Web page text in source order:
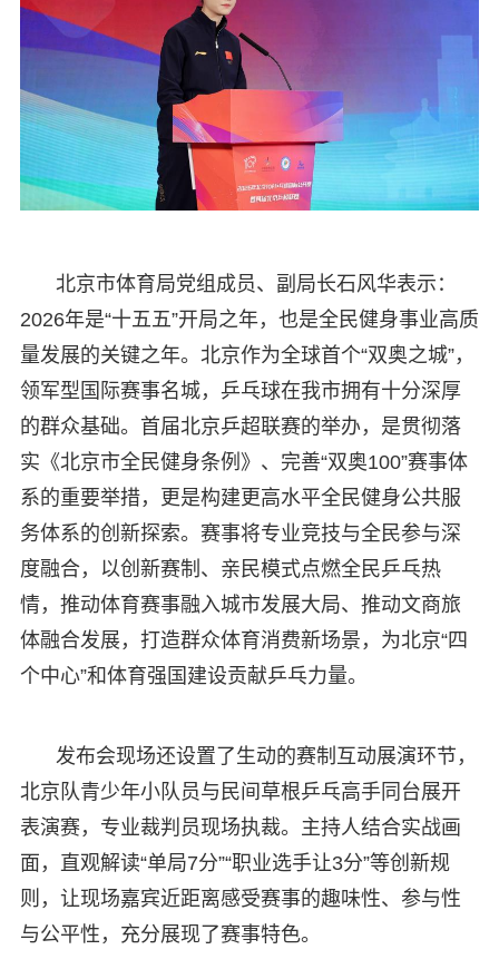
北京市体育局党组成员、副局长石风华表示：
2026年是“十五五”开局之年，也是全民健身事业高质
量发展的关键之年。北京作为全球首个“双奥之城”，
领军型国际赛事名城，乒乓球在我市拥有十分深厚
的群众基础。首届北京乒超联赛的举办，是贯彻落
实《北京市全民健身条例》、完善“双奥100”赛事体
系的重要举措，更是构建更高水平全民健身公共服
务体系的创新探索。赛事将专业竞技与全民参与深
度融合，以创新赛制、亲民模式点燃全民乒乓热
情，推动体育赛事融入城市发展大局、推动文商旅
体融合发展，打造群众体育消费新场景，为北京“四
个中心”和体育强国建设贡献乒乓力量。
发布会现场还设置了生动的赛制互动展演环节，
北京队青少年小队员与民间草根乒乓高手同台展开
表演赛，专业裁判员现场执裁。主持人结合实战画
面，直观解读“单局7分”“职业选手让3分”等创新规
则，让现场嘉宾近距离感受赛事的趣味性、参与性
与公平性，充分展现了赛事特色。